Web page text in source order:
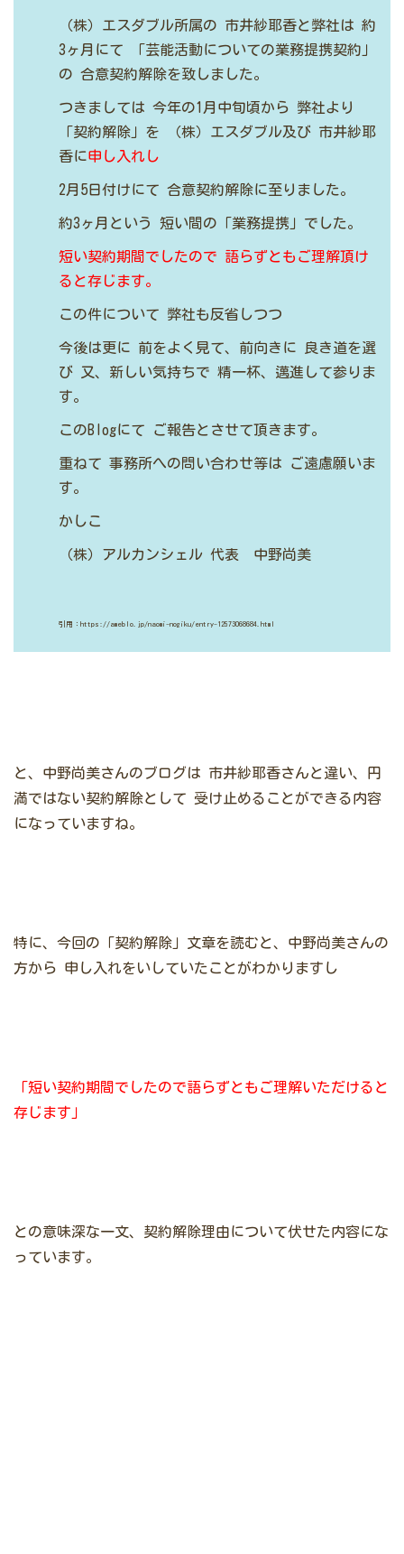
（株）エスダブル所属の 市井紗耶香と弊社は 約
3ヶ月にて 「芸能活動についての業務提携契約」
の 合意契約解除を致しました。
つきましては 今年の1月中旬頃から 弊社より
「契約解除」を （株）エスダブル及び 市井紗耶
香に申し入れし
2月5日付けにて 合意契約解除に至りました。
約3ヶ月という 短い間の「業務提携」でした。
短い契約期間でしたので
語らずともご理解頂け
ると存じます。
この件について 弊社も反省しつつ
今後は更に 前をよく見て、前向きに 良き道を選
び 又、新しい気持ちで 精一杯、邁進して参りま
す。
このBlogにて ご報告とさせて頂きます。
重ねて 事務所への問い合わせ等は ご遠慮願いま
す。
かしこ
（株）アルカンシェル 代表 中野尚美
引用：https://ameblo.jp/naomi-nogiku/entry-12573068684.html
と、中野尚美さんのブログは 市井紗耶香さんと違い、円
満ではない契約解除として 受け止めることができる内容
になっていますね。
特に、今回の「契約解除」文章を読むと、中野尚美さんの
方から 申し入れをいしていたことがわかりますし
「短い契約期間でしたので語らずともご理解いただけると
存じます」
との意味深な一文、契約解除理由について伏せた内容にな
っています。